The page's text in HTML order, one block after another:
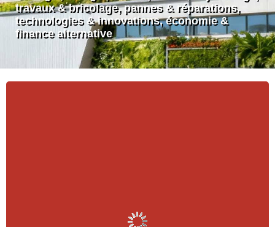
travaux & bricolage, pannes & réparations,
technologies & innovations, économie &
finance alternative